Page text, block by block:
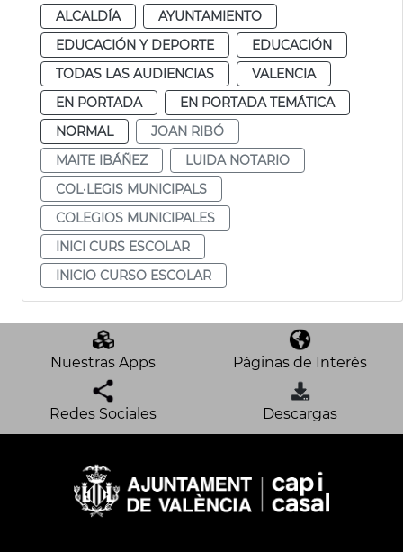
ALCALDÍA
AYUNTAMIENTO
EDUCACIÓN Y DEPORTE
EDUCACIÓN
TODAS LAS AUDIENCIAS
VALENCIA
EN PORTADA
EN PORTADA TEMÁTICA
NORMAL
JOAN RIBÓ
MAITE IBÁÑEZ
LUIDA NOTARIO
COL·LEGIS MUNICIPALS
COLEGIOS MUNICIPALES
INICI CURS ESCOLAR
INICIO CURSO ESCOLAR
Nuestras Apps Páginas de Interés
Redes Sociales Descargas